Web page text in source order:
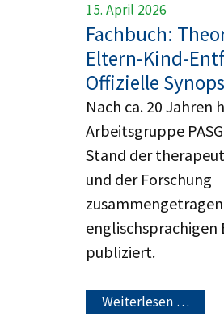
15. April 2026
Fachbuch:
Eltern-Kind-
Offizielle
Nach ca. 20 Jahren
Arbeitsgruppe
Stand der
und der Forschung
englischsprachigen
publiziert.
Weiterlesen …